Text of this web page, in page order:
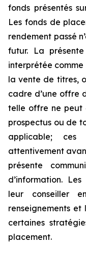
fonds présentés
Les fonds de
rendement passé
futur. La
interprétée
la vente de titres,
cadre d’une offre
telle offre ne peut
prospectus ou de
applicable;
attentivement
présente
d’information.
leur conseiller
renseignements
certaines
placement.